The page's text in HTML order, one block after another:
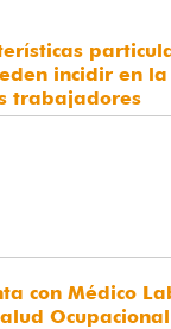
incidir en
trabajadores
con Médico
Ocupacional